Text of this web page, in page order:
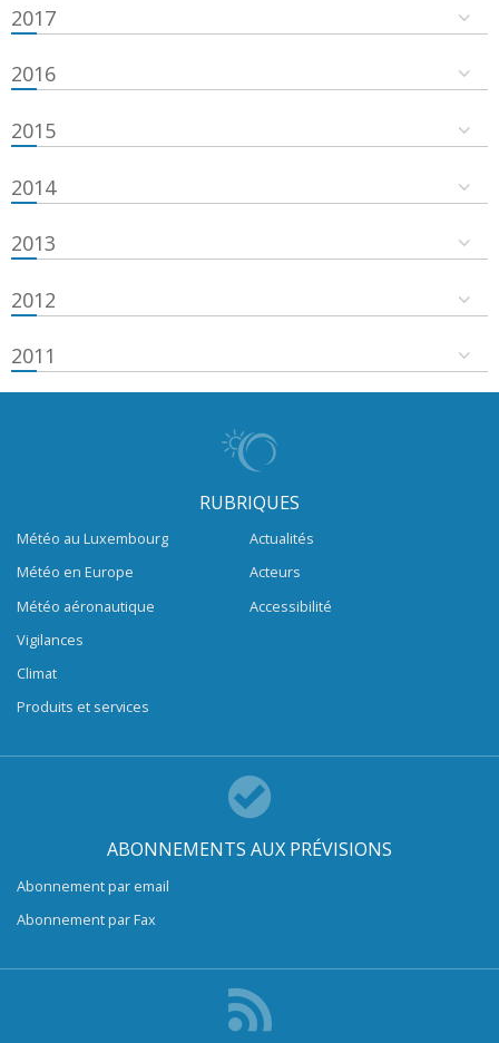
2017
2016
2015
2014
2013
2012
2011
RUBRIQUES
Météo au Luxembourg
Météo en Europe
Météo aéronautique
Vigilances
Climat
Produits et services
Actualités
Acteurs
Accessibilité
ABONNEMENTS AUX PRÉVISIONS
Abonnement par email
Abonnement par Fax